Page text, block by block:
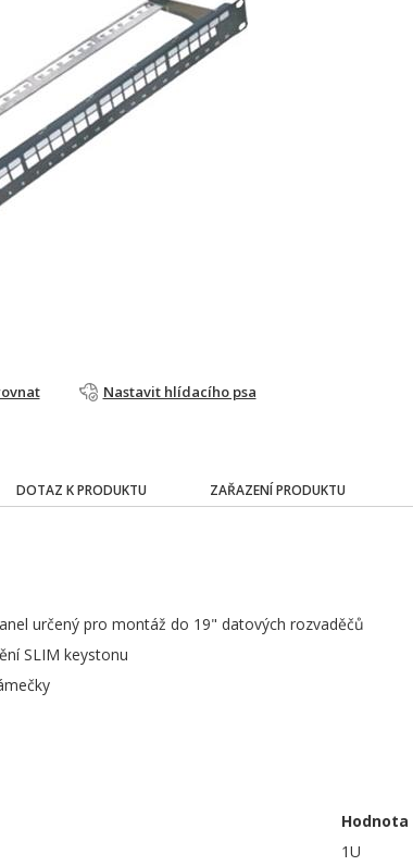
Nastavit hlídacího psa
DOTAZ K PRODUKTU ZAŘAZENÍ PRODUKTU
určený pro montáž do 19" datových rozvaděčů
SLIM keystonu
Hodnota
1U